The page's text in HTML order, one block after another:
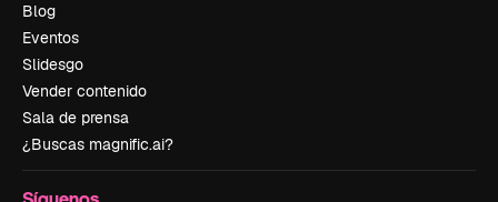
Blog
Eventos
Slidesgo
Vender contenido
Sala de prensa
¿Buscas magnific.ai?